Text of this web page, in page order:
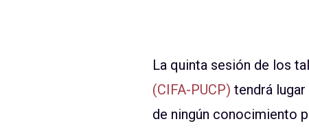
La quinta sesión de los
(CIFA-PUCP) tendrá
de ningún conocimiento